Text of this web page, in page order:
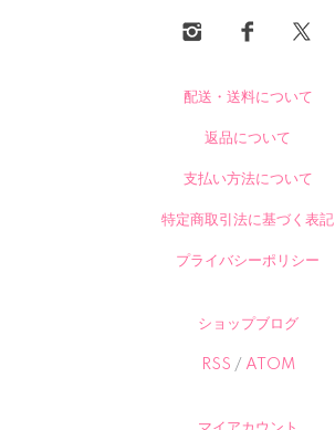
配送・送料について
返品について
支払い方法について
特定商取引法に基づく表記
プライバシーポリシー
ショップブログ
RSS / ATOM